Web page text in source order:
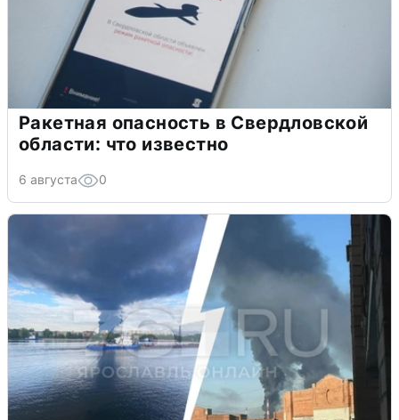
Ракетная опасность в Свердловской
области: что известно
6 августа 0